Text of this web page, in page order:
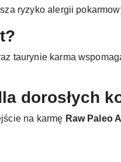
ryzyko alergii
taurynie karma
dorosłych
na karmę Raw Paleo